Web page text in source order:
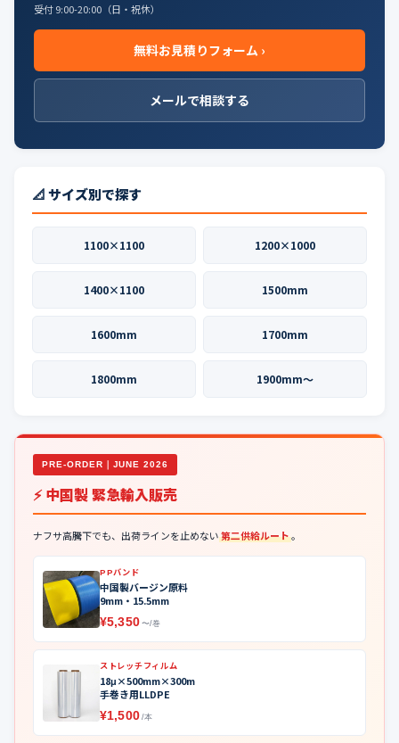
受付 9:00-20:00（日・祝休）
無料お見積りフォーム ›
メールで相談する
📐 サイズ別で探す
1100×1100 1200×1000
1400×1100 1500mm
1600mm 1700mm
1800mm 1900mm〜
PRE-ORDER｜JUNE 2026
⚡ 中国製 緊急輸入販売
ナフサ高騰下でも、出荷ラインを止めない第二供給ルート。
PPバンド
中国製バージン原料
9mm・15.5mm
¥5,350 〜/巻
ストレッチフィルム
18μ×500mm×300m
手巻き用LLDPE
¥1,500 /本